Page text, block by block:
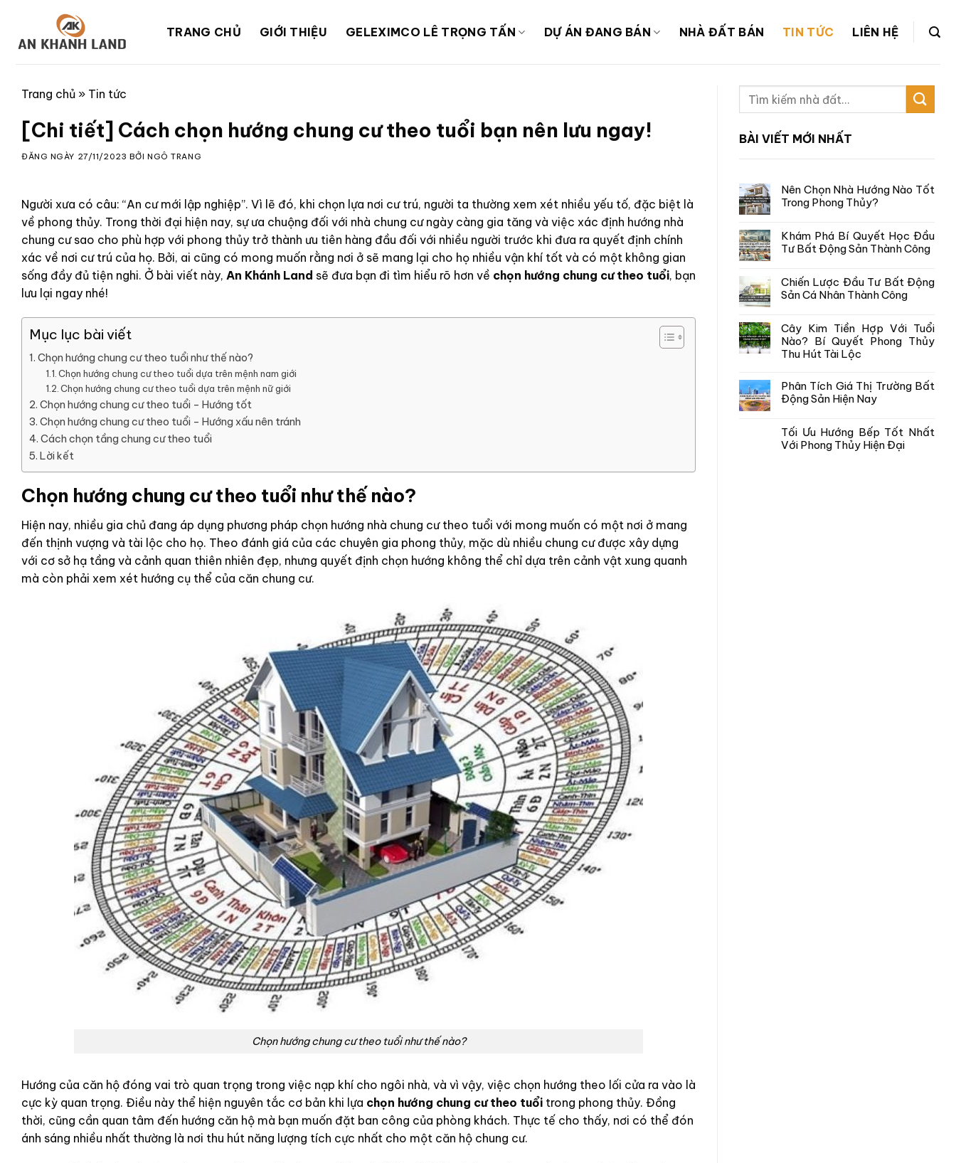
content
TRANG CHỦ GIỚI THIỆU GELEXIMCO LÊ TRỌNG TẤN DỰ ÁN ĐANG BÁN NHÀ ĐẤT BÁN TIN TỨC LIÊN HỆ
Trang chủ » Tin tức
[Chi tiết] Cách chọn hướng chung cư theo tuổi bạn nên lưu ngay!
ĐĂNG NGÀY 27/11/2023 BỞINGÔ TRANG
Người xưa có câu: “An cư mới lập nghiệp”. Vì lẽ đó, khi chọn lựa nơi cư trú, người ta thường xem xét nhiều yếu tố, đặc biệt là
về phong thủy. Trong thời đại hiện nay, sự ưa chuộng đối với nhà chung cư ngày càng gia tăng và việc xác định hướng nhà
chung cư sao cho phù hợp với phong thủy trở thành ưu tiên hàng đầu đối với nhiều người trước khi đưa ra quyết định chính
xác về nơi cư trú của họ. Bởi, ai cũng có mong muốn rằng nơi ở sẽ mang lại cho họ nhiều vận khí tốt và có một không gian
sống đầy đủ tiện nghi. Ở bài viết này, An Khánh Land sẽ đưa bạn đi tìm hiểu rõ hơn về chọn hướng chung cư theo tuổi, bạn
lưu lại ngay nhé!
Mục lục bài viết
Chọn hướng chung cư theo tuổi như thế nào?
Chọn hướng chung cư theo tuổi dựa trên mệnh nam giới
Chọn hướng chung cư theo tuổi dựa trên mệnh nữ giới
Chọn hướng chung cư theo tuổi – Hướng tốt
Chọn hướng chung cư theo tuổi – Hướng xấu nên tránh
Cách chọn tầng chung cư theo tuổi
Lời kết
Chọn hướng chung cư theo tuổi như thế nào?
Hiện nay, nhiều gia chủ đang áp dụng phương pháp chọn hướng nhà chung cư theo tuổi với mong muốn có một nơi ở mang
đến thịnh vượng và tài lộc cho họ. Theo đánh giá của các chuyên gia phong thủy, mặc dù nhiều chung cư được xây dựng
với cơ sở hạ tầng và cảnh quan thiên nhiên đẹp, nhưng quyết định chọn hướng không thể chỉ dựa trên cảnh vật xung quanh
mà còn phải xem xét hướng cụ thể của căn chung cư.
Chọn hướng chung cư theo tuổi như thế nào?
Hướng của căn hộ đóng vai trò quan trọng trong việc nạp khí cho ngôi nhà, và vì vậy, việc chọn hướng theo lối cửa ra vào là
cực kỳ quan trọng. Điều này thể hiện nguyên tắc cơ bản khi lựa chọn hướng chung cư theo tuổi trong phong thủy. Đồng
thời, cũng cần quan tâm đến hướng căn hộ mà bạn muốn đặt ban công của phòng khách. Thực tế cho thấy, nơi có thể đón
ánh sáng nhiều nhất thường là nơi thu hút năng lượng tích cực nhất cho một căn hộ chung cư.
BÀI VIẾT MỚI NHẤT
Nên Chọn Nhà Hướng Nào Tốt
Trong Phong Thủy?
Khám Phá Bí Quyết Học Đầu
Tư Bất Động Sản Thành Công
Chiến Lược Đầu Tư Bất Động
Sản Cá Nhân Thành Công
Cây Kim Tiền Hợp Với Tuổi
Nào? Bí Quyết Phong Thủy
Thu Hút Tài Lộc
Phân Tích Giá Thị Trường Bất
Động Sản Hiện Nay
Tối Ưu Hướng Bếp Tốt Nhất
Với Phong Thủy Hiện Đại